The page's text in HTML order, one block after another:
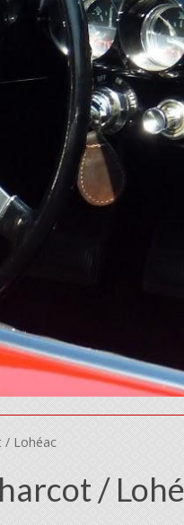
/ Lohéac
/